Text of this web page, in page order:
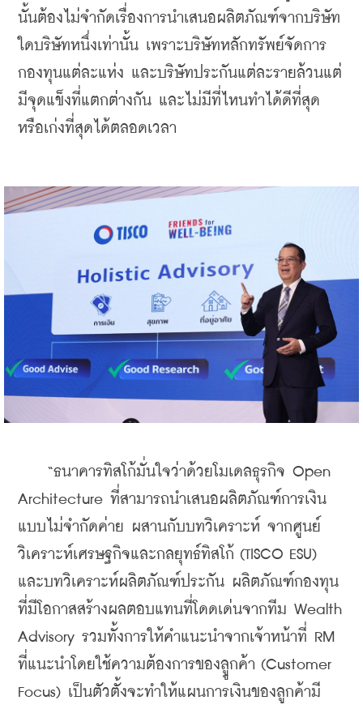
นั้นต้องไม่จำกัดเรื่องการนำเสนอผลิตภัณฑ์จากบริษัท
ใดบริษัทหนึ่งเท่านั้น เพราะบริษัทหลักทรัพย์จัดการ
กองทุนแต่ละแห่ง และบริษัทประกันแต่ละรายล้วนแต่
มีจุดแข็งที่แตกต่างกัน และไม่มีที่ไหนทำได้ดีที่สุด
หรือเก่งที่สุดได้ตลอดเวลา
“ธนาคารทิสโก้มั่นใจว่าด้วยโมเดลธุรกิจ Open
Architecture ที่สามารถนำเสนอผลิตภัณฑ์การเงิน
แบบไม่จำกัดค่าย ผสานกับบทวิเคราะห์ จากศูนย์
วิเคราะห์เศรษฐกิจและกลยุทธ์ทิสโก้ (TISCO ESU)
และบทวิเคราะห์ผลิตภัณฑ์ประกัน ผลิตภัณฑ์กองทุน
ที่มีโอกาสสร้างผลตอบแทนที่โดดเด่นจากทีม Wealth
Advisory รวมทั้งการให้คำแนะนำจากเจ้าหน้าที่ RM
ที่แนะนำโดยใช้ความต้องการของลููกค้า (Customer
Focus) เป็นตัวตั้งจะทำให้แผนการเงินของลูกค้ามี